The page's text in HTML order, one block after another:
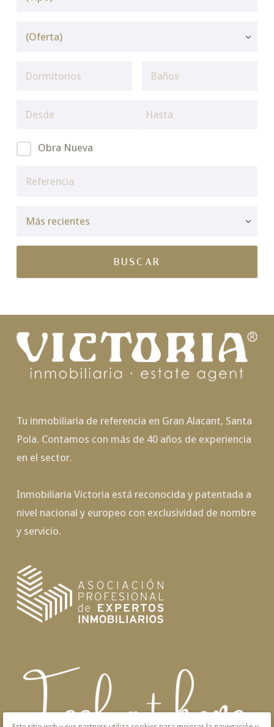
Obra Nueva
Tu inmobiliaria de referencia en Gran Alacant, Santa
Pola. Contamos con más de 40 años de experiencia
en el sector.
Inmobiliaria Victoria está reconocida y patentada a
nivel nacional y europeo con exclusividad de nombre
y servicio.